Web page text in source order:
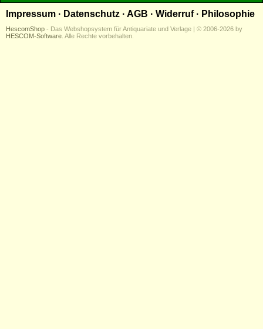
Kontakt
Impressum · Datenschutz · AGB · Widerruf· Philosophie
HescomShop - Das Webshopsystem für Antiquariate und Verlage | © 2006-2026 by
HESCOM-Software . Alle Rechte vorbehalten.